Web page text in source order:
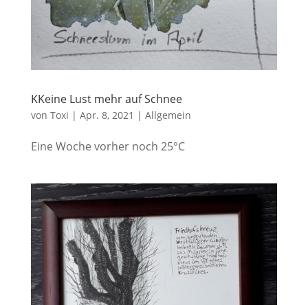
KKeine Lust mehr auf Schnee
von Toxi | Apr. 8, 2021 | Allgemein
Eine Woche vorher noch 25°C